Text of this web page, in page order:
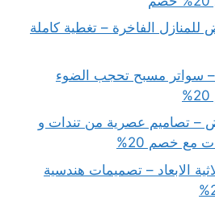
الفاخرة – تغطية كاملة
سواتر مسبح تحجب الضوء
– تصاميم عصرية من تندات و
خصم 20%
الابعاد – تصميمات هندسية